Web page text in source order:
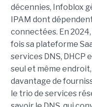
décennies, Infoblox
IPAM dont
connectées. En
fois sa plateforme
services DNS, DHCP
seul et même
davantage de
le trio de services